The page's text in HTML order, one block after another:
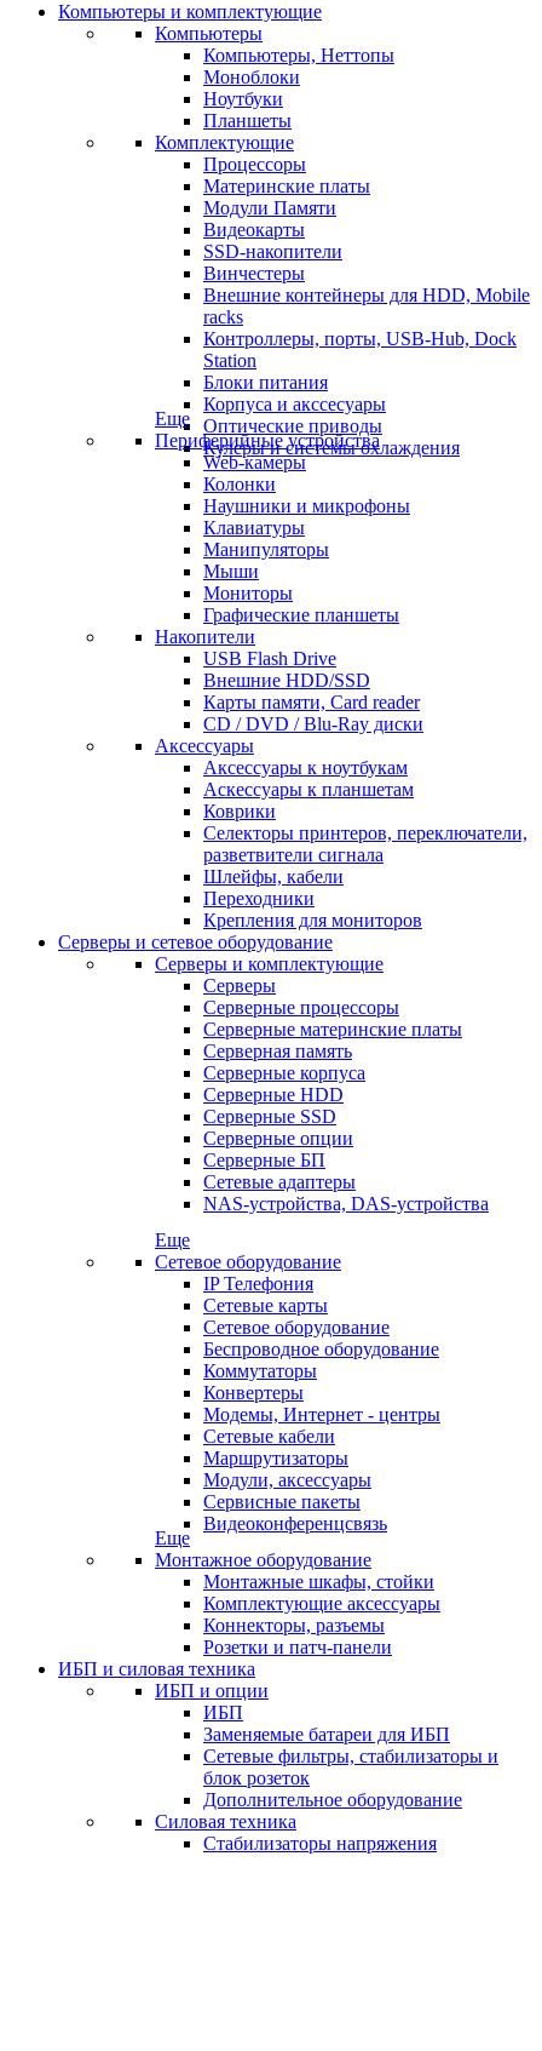
Компьютеры и комплектующие
Компьютеры
Компьютеры, Неттопы
Моноблоки
Ноутбуки
Планшеты
Комплектующие
Процессоры
Материнские платы
Модули Памяти
Видеокарты
SSD-накопители
Винчестеры
Внешние контейнеры для HDD, Mobile
racks
Контроллеры, порты, USB-Hub, Dock
Station
Блоки питания
Корпуса и акссесуары
Оптические приводы
Кулеры и системы охлаждения
Еще
Периферийные устройства
Web-камеры
Колонки
Наушники и микрофоны
Клавиатуры
Манипуляторы
Мыши
Мониторы
Графические планшеты
Накопители
USB Flash Drive
Внешние HDD/SSD
Карты памяти, Card reader
CD / DVD / Blu-Ray диски
Аксессуары
Аксессуары к ноутбукам
Аскессуары к планшетам
Коврики
Селекторы принтеров, переключатели,
разветвители сигнала
Шлейфы, кабели
Переходники
Крепления для мониторов
Серверы и сетевое оборудование
Серверы и комплектующие
Серверы
Серверные процессоры
Серверные материнские платы
Серверная память
Серверные корпуса
Серверные HDD
Серверные SSD
Серверные опции
Серверные БП
Сетевые адаптеры
NAS-устройства, DAS-устройства
Еще
Сетевое оборудование
IP Телефония
Сетевые карты
Сетевое оборудование
Беспроводное оборудование
Коммутаторы
Конвертеры
Модемы, Интернет - центры
Сетевые кабели
Маршрутизаторы
Модули, аксессуары
Сервисные пакеты
Видеоконференцсвязь
Еще
Монтажное оборудование
Монтажные шкафы, стойки
Комплектующие аксессуары
Коннекторы, разъемы
Розетки и патч-панели
ИБП и силовая техника
ИБП и опции
ИБП
Заменяемые батареи для ИБП
Сетевые фильтры, стабилизаторы и
блок розеток
Дополнительное оборудование
Силовая техника
Стабилизаторы напряжения